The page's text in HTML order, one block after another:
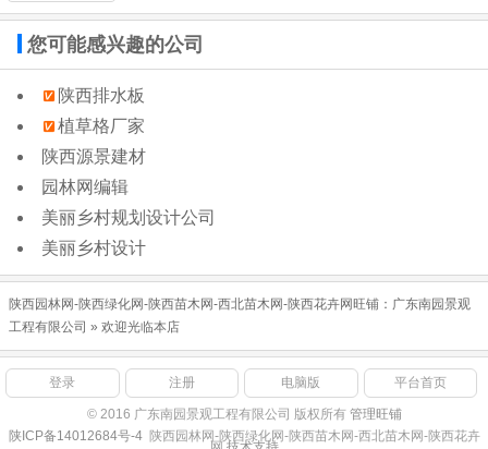
您可能感兴趣的公司
陕西排水板
植草格厂家
陕西源景建材
园林网编辑
美丽乡村规划设计公司
美丽乡村设计
陕西园林网-陕西绿化网-陕西苗木网-西北苗木网-陕西花卉网旺铺： 广东南园景观
工程有限公司 » 欢迎光临本店
登录 注册 电脑版 平台首页
© 2016 广东南园景观工程有限公司 版权所有 管理旺铺
陕ICP备14012684号-4 陕西园林网-陕西绿化网-陕西苗木网-西北苗木网-陕西花卉